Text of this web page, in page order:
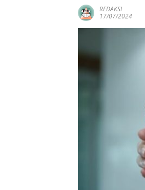
REDAKSI
17/07/2024